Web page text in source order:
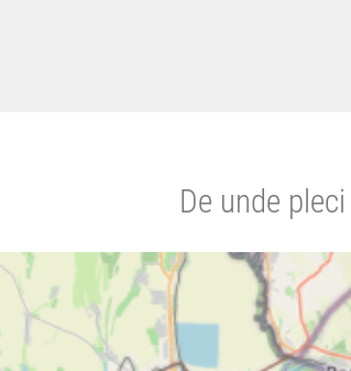
De unde